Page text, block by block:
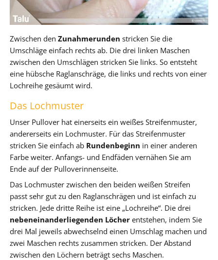
Zwischen den Zunahmerunden stricken Sie die
Umschläge einfach rechts ab. Die drei linken Maschen
zwischen den Umschlägen stricken Sie links. So entsteht
eine hübsche Raglanschräge, die links und rechts von einer
Lochreihe gesäumt wird.
Das Lochmuster
Unser Pullover hat einerseits ein weißes Streifenmuster,
andererseits ein Lochmuster. Für das Streifenmuster
stricken Sie einfach ab Rundenbeginn in einer anderen
Farbe weiter. Anfangs- und Endfäden vernähen Sie am
Ende auf der Pulloverinnenseite.
Das Lochmuster zwischen den beiden weißen Streifen
passt sehr gut zu den Raglanschrägen und ist einfach zu
stricken. Jede dritte Reihe ist eine „Lochreihe“. Die drei
nebeneinanderliegenden Löcher entstehen, indem Sie
drei Mal jeweils abwechselnd einen Umschlag machen und
zwei Maschen rechts zusammen stricken. Der Abstand
zwischen den Löchern beträgt sechs Maschen.